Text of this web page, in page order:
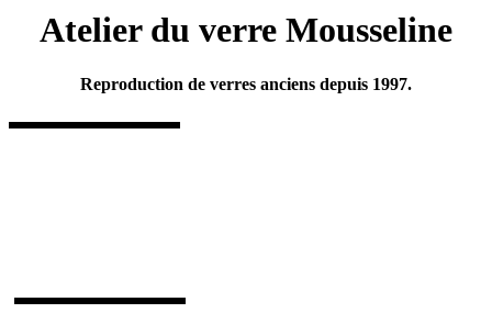
Atelier du verre Mousseline
Reproduction de verres anciens depuis 1997.